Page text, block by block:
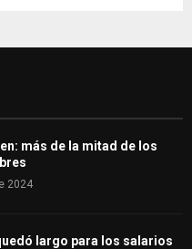
H
más de la mitad de los
2024
largo para los salarios